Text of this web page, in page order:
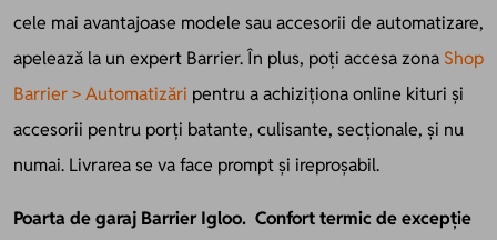
cele mai avantajoase modele sau accesorii de automatizare,
apelează la un expert Barrier.În plus, poți accesa zona Shop
Barrier > Automatizări pentru a achiziționa online kituri și
accesorii pentru porți batante, culisante, secționale, și nu
numai. Livrarea se va face prompt și ireproșabil.
Poarta de garaj Barrier Igloo. Confort termic de excepție